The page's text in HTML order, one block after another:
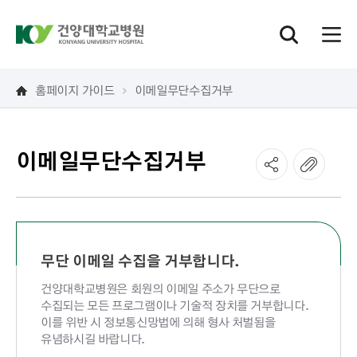
홈페이지 가이드 이메일무단수집거부
이메일무단수집거부
무단 이메일 수집을 거부합니다.
건양대학교병원은 회원의 이메일 주소가 무단으로
수집되는 모든 프로그램이나 기술적 장치를 거부합니다.
이를 위반 시 정보통신망법에 의해 형사 처벌됨을
유념하시길 바랍니다.